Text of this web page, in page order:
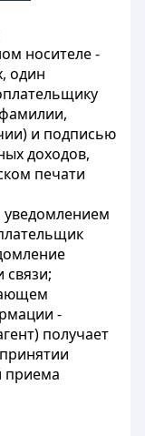
носителе -
один
и подписью
доходов,
печати
связи;
-
получает
приема